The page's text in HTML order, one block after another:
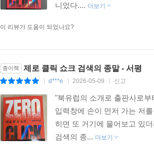
니었다.... 더보기
이 리뷰가 도움이 되었나요?
종이책 제로 클릭 쇼크 검색의 종말 - 서평
d***e 2026-05-09 신고
"북유럽의 소개로 출판사로
입력창에 손이 먼저 가는 저
히면 또 거기에 물어보고 있
검색의 종... 더보기